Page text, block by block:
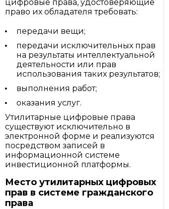
цифровые права, удостоверяющие
право их обладателя требовать:
передачи вещи;
передачи исключительных прав
на результаты интеллектуальной
деятельности или прав
использования таких результатов;
выполнения работ;
оказания услуг.
Утилитарные цифровые права
существуют исключительно в
электронной форме и реализуются
посредством записей в
информационной системе
инвестиционной платформы.
Место утилитарных цифровых
прав в системе гражданского
права